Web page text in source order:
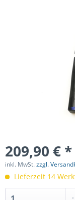
209,90 € *
inkl. MwSt.zzgl.
Lieferzeit 14